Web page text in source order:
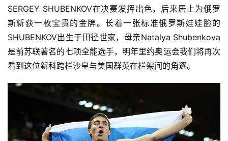
SERGEY SHUBENKOV在决赛发挥出色，后来居上为俄罗
斯斩获一枚宝贵的金牌。长着一张标准俄罗斯娃娃脸的
SHUBENKOV出生于田径世家，母亲Natalya Shubenkova
是前苏联著名的七项全能选手，明年里约奥运会我们将再次
看到这位新科跨栏沙皇与美国群英在栏架间的角逐。